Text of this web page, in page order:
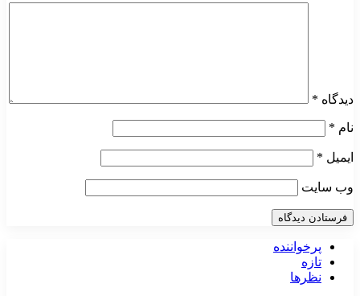
دیدگاه *
نام *
ایمیل *
وب‌ سایت
پرخواننده
تازه
نظرها